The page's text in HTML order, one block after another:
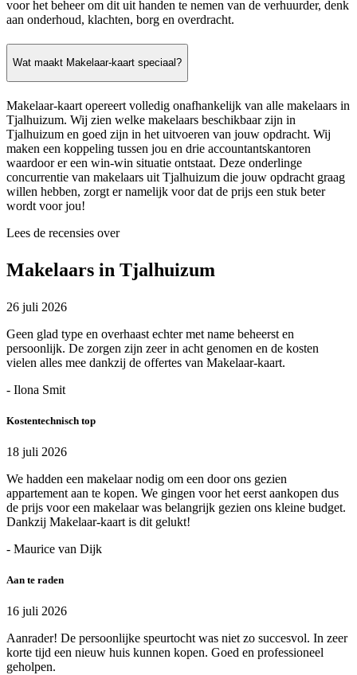
voor het beheer om dit uit handen te nemen van de verhuurder, denk
aan onderhoud, klachten, borg en overdracht.
Wat maakt Makelaar-kaart speciaal?
Makelaar-kaart opereert volledig onafhankelijk van alle makelaars in
Tjalhuizum. Wij zien welke makelaars beschikbaar zijn in
Tjalhuizum en goed zijn in het uitvoeren van jouw opdracht. Wij
maken een koppeling tussen jou en drie accountantskantoren
waardoor er een win-win situatie ontstaat. Deze onderlinge
concurrentie van makelaars uit Tjalhuizum die jouw opdracht graag
willen hebben, zorgt er namelijk voor dat de prijs een stuk beter
wordt voor jou!
Lees de recensies over
Makelaars in Tjalhuizum
26 juli 2026
Geen glad type en overhaast echter met name beheerst en
persoonlijk. De zorgen zijn zeer in acht genomen en de kosten
vielen alles mee dankzij de offertes van Makelaar-kaart.
- Ilona Smit
Kostentechnisch top
18 juli 2026
We hadden een makelaar nodig om een door ons gezien
appartement aan te kopen. We gingen voor het eerst aankopen dus
de prijs voor een makelaar was belangrijk gezien ons kleine budget.
Dankzij Makelaar-kaart is dit gelukt!
- Maurice van Dijk
Aan te raden
16 juli 2026
Aanrader! De persoonlijke speurtocht was niet zo succesvol. In zeer
korte tijd een nieuw huis kunnen kopen. Goed en professioneel
geholpen.